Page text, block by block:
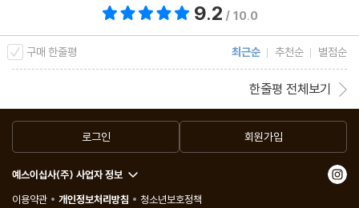
9.2 / 10.0
구매 한줄평 최근순 추천순 별점순
한줄평 전체보기
로그인 회원가입
예스이십사(주) 사업자 정보
이용약관
개인정보처리방침 청소년보호정책